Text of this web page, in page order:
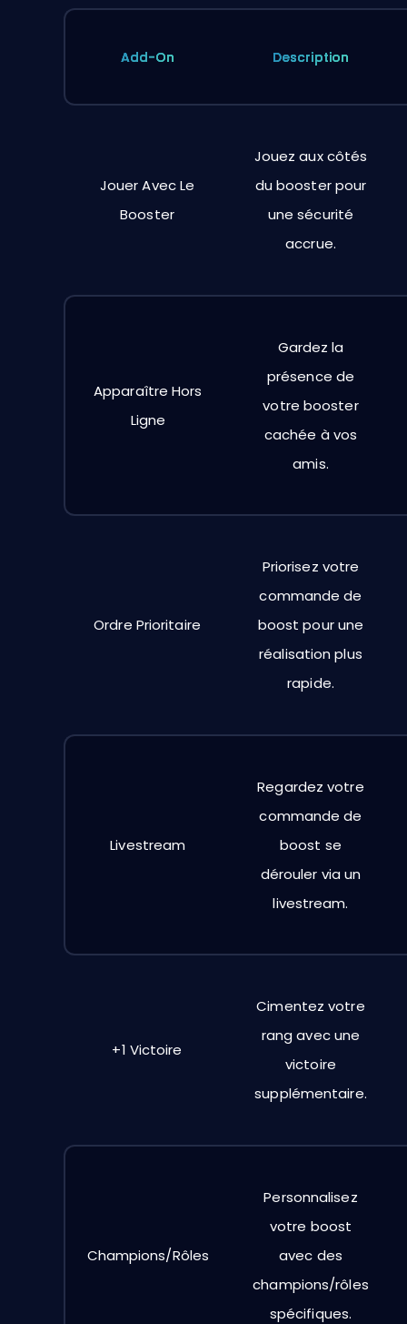
Add-On Description
Jouer Avec Le
Booster
Jouez aux côtés
du booster pour
une sécurité
accrue.
Apparaître Hors
Ligne
Gardez la
présence de
votre booster
cachée à vos
amis.
Ordre Prioritaire
Priorisez votre
commande de
boost pour une
réalisation plus
rapide.
Livestream
Regardez votre
commande de
boost se
dérouler via un
livestream.
+1 Victoire
Cimentez votre
rang avec une
victoire
supplémentaire.
Champions/Rôles
Personnalisez
votre boost
avec des
champions/rôles
spécifiques.